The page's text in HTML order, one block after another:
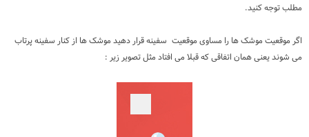
مطلب توجه کنید.
اگر موقعیت موشک ها را مساوی موقعیت سفینه قرار دهید موشک ها از کنار سفینه پرتاب
می شوند یعنی همان اتفاقی که قبلا می افتاد مثل تصویر زیر :